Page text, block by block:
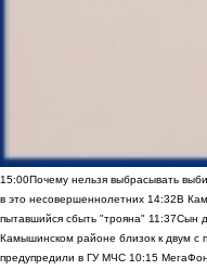
15:00Почему нельзя выбрасывать
в это несовершеннолетних 14:32В
пытавшийся сбыть "трояна" 11:37Сын
Камышинском районе близок к двум с
предупредили в ГУ МЧС 10:15